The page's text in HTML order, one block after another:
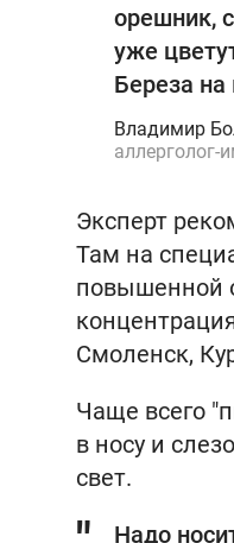
орешник,
уже
Береза на
Владимир
аллерголог-
Эксперт
Там на
повышенной
Смоленск,
Чаще всего
в носу и
свет.
Надо